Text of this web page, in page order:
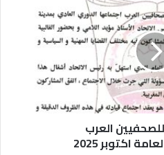
للصحفيين العرب
اكتوبر 2025